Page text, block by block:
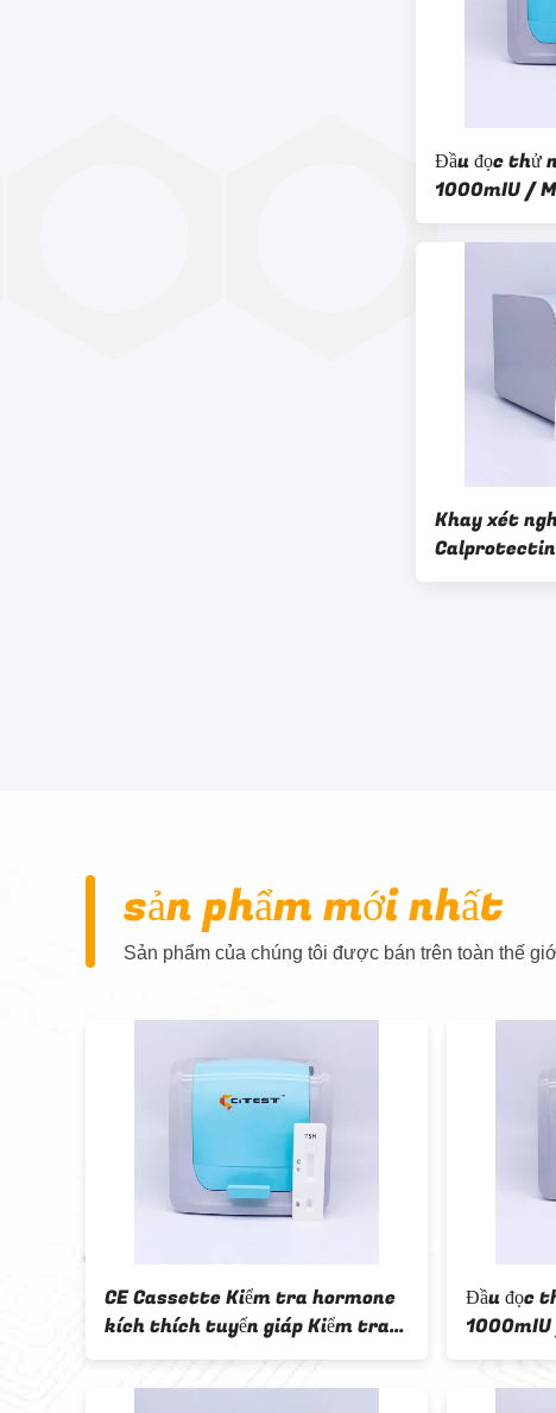
Đầu đọc thử
1000mIU /
thử thai
Khay xét
Calprotectin
Phát hiện
sản phẩm mới nhất
Sản phẩm của chúng tôi được bán trên toàn thế
CE Cassette Kiểm tra hormone
kích thích tuyến giáp Kiểm tra
nhanh một bước với đầu đọc
Đầu đọc
1000mIU
thử thai